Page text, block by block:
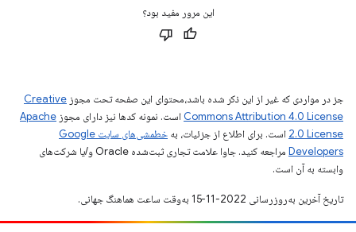
این مرور مفید بود؟
جز در مواردی که غیر از این ذکر شده باشد،‌محتوای این صفحه تحت مجوز Creative
Commons Attribution 4.0 License است. نمونه کدها نیز دارای مجوز Apache
2.0 License است. برای اطلاع از جزئیات، به
خطمشی‌های سایت Google
Developers‏
مراجعه کنید. جاوا علامت تجاری ثبت‌شده Oracle و/یا شرکت‌های
وابسته به آن است.
تاریخ آخرین به‌روزرسانی 2022-11-15 به‌وقت ساعت هماهنگ جهانی.